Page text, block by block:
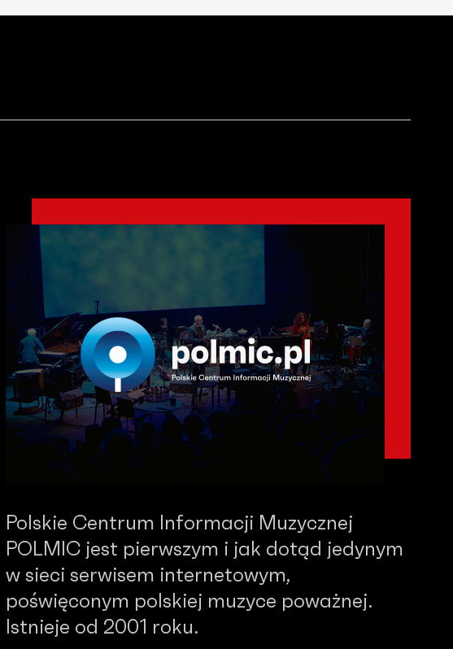
Polskie Centrum Informacji Muzycznej
POLMIC jest pierwszym i jak dotąd jedynym
w sieci serwisem internetowym,
poświęconym polskiej muzyce poważnej.
Istnieje od 2001 roku.